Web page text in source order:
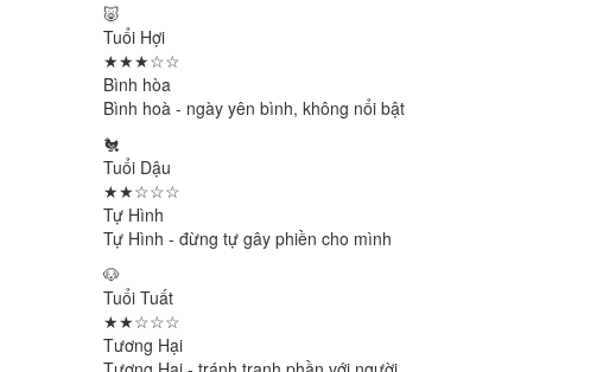
🐷
Tuổi Hợi
★★★☆☆
Bình hòa
Bình hoà - ngày yên bình, không nổi bật
🐔
Tuổi Dậu
★★☆☆☆
Tự Hình
Tự Hình - đừng tự gây phiền cho mình
🐶
Tuổi Tuất
★★☆☆☆
Tương Hại